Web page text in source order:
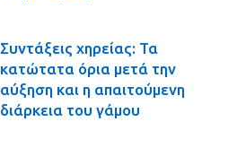
Συντάξεις χηρείας: Τα
κατώτατα όρια μετά την
αύξηση και η απαιτούμενη
διάρκεια του γάμου